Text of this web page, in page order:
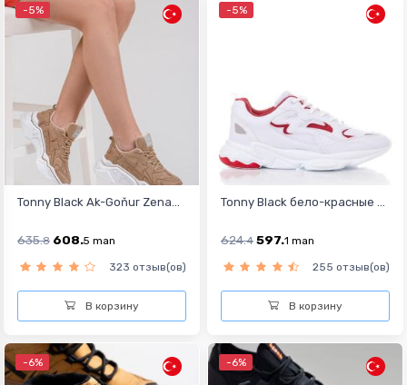
-5%
Tonny Black Ak-Goňur Zena...
635.8 608.5 man
323 отзыв(ов)
В корзину
-5%
Tonny Black бело-красные ...
624.4 597.1 man
255 отзыв(ов)
В корзину
-6% -6%